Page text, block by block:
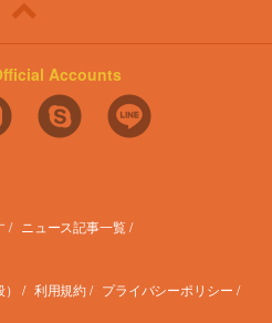
Accounts
ニュース記事一覧
利用規約 プライバシーポリシー